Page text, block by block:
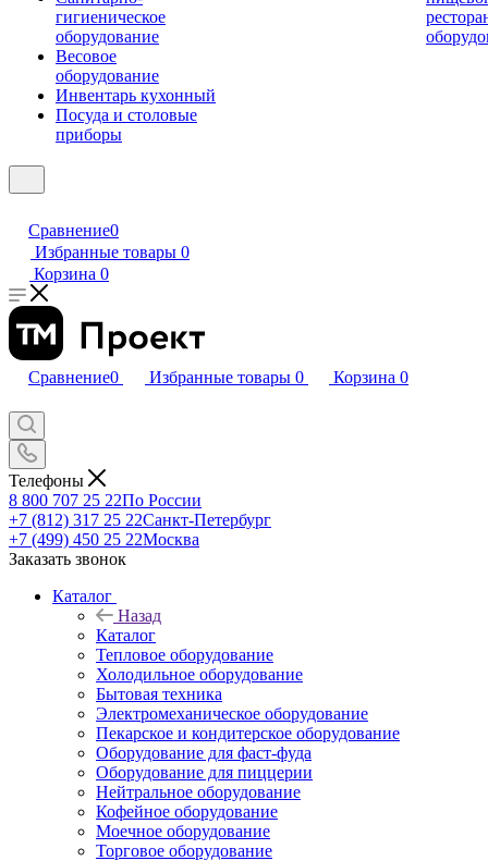
гигиеническое
оборудование
Весовое
оборудование
Инвентарь кухонный
Посуда и столовые
приборы
Сравнение0
Избранные товары 0
Корзина 0
Сравнение0 Избранные товары 0 Корзина 0
Телефоны
8 800 707 25 22По России
+7 (812) 317 25 22Санкт-Петербург
+7 (499) 450 25 22Москва
Заказать звонок
Каталог
Назад
Каталог
Тепловое оборудование
Холодильное оборудование
Бытовая техника
Электромеханическое оборудование
Пекарское и кондитерское оборудование
Оборудование для фаст-фуда
Оборудование для пиццерии
Нейтральное оборудование
Кофейное оборудование
Моечное оборудование
Торговое оборудование